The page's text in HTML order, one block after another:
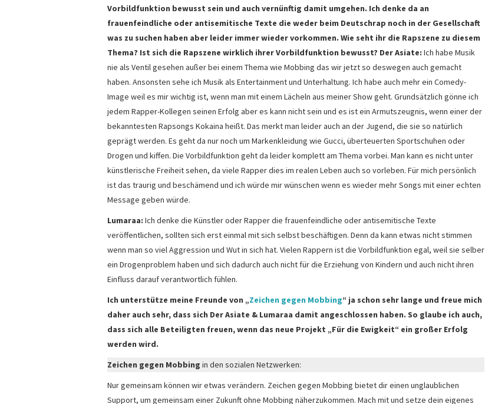
Vorbildfunktion bewusst sein und auch vernünftig damit umgehen. Ich denke da an
frauenfeindliche oder antisemitische Texte die weder beim Deutschrap noch in der Gesellschaft
was zu suchen haben aber leider immer wieder vorkommen. Wie seht ihr die Rapszene zu diesem
Thema? Ist sich die Rapszene wirklich ihrer Vorbildfunktion bewusst? Der Asiate: Ich habe Musik
nie als Ventil gesehen außer bei einem Thema wie Mobbing das wir jetzt so deswegen auch gemacht
haben. Ansonsten sehe ich Musik als Entertainment und Unterhaltung. Ich habe auch mehr ein Comedy-
Image weil es mir wichtig ist, wenn man mit einem Lächeln aus meiner Show geht. Grundsätzlich gönne ich
jedem Rapper-Kollegen seinen Erfolg aber es kann nicht sein und es ist ein Armutszeugnis, wenn einer der
bekanntesten Rapsongs Kokaina heißt. Das merkt man leider auch an der Jugend, die sie so natürlich
geprägt werden. Es geht da nur noch um Markenkleidung wie Gucci, überteuerten Sportschuhen oder
Drogen und kiffen. Die Vorbildfunktion geht da leider komplett am Thema vorbei. Man kann es nicht unter
künstlerische Freiheit sehen, da viele Rapper dies im realen Leben auch so vorleben. Für mich persönlich
ist das traurig und beschämend und ich würde mir wünschen wenn es wieder mehr Songs mit einer echten
Message geben würde.
Lumaraa: Ich denke die Künstler oder Rapper die frauenfeindliche oder antisemitische Texte
veröffentlichen, sollten sich erst einmal mit sich selbst beschäftigen. Denn da kann etwas nicht stimmen
wenn man so viel Aggression und Wut in sich hat. Vielen Rappern ist die Vorbildfunktion egal, weil sie selber
ein Drogenproblem haben und sich dadurch auch nicht für die Erziehung von Kindern und auch nicht ihren
Einfluss darauf verantwortlich fühlen.
Ich unterstütze meine Freunde von „Zeichen gegen Mobbing“ ja schon sehr lange und freue mich
daher auch sehr, dass sich Der Asiate & Lumaraa damit angeschlossen haben. So glaube ich auch,
dass sich alle Beteiligten freuen, wenn das neue Projekt „Für die Ewigkeit“ ein großer Erfolg
werden wird.
Zeichen gegen Mobbing in den sozialen Netzwerken:
Nur gemeinsam können wir etwas verändern. Zeichen gegen Mobbing bietet dir einen unglaublichen
Support, um gemeinsam einer Zukunft ohne Mobbing näherzukommen. Mach mit und setze dein eigenes